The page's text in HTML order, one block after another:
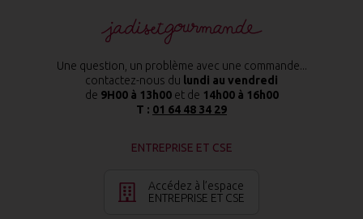
Une question, un problème avec une commande...
contactez-nous du lundi au vendredi
de 9H00 à 13h00et de 14h00 à 16h00
T : 01 64 48 34 29
ENTREPRISE ET CSE
Accédez à l’espace
ENTREPRISE ET CSE